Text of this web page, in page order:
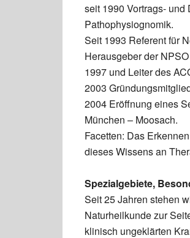
seit 1990 Vortrags-
Pathophysiognomik.
Seit 1993 Referent für
Herausgeber der
1997 und Leiter des
2003
2004 Eröffnung eines
München – Moosach.
Facetten: Das
dieses Wissens an
Spezialgebiete,
Seit 25 Jahren stehen
Naturheilkunde zur
klinisch ungeklärten